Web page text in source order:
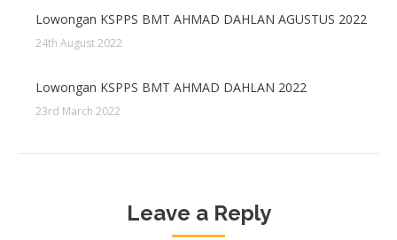
Lowongan KSPPS BMT AHMAD DAHLAN AGUSTUS 2022
24th August 2022
Lowongan KSPPS BMT AHMAD DAHLAN 2022
23rd March 2022
Leave a Reply